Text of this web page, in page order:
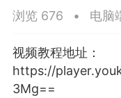
基于wordpress开发
浏览 676 • 电脑
视频教程地址：
https://
3Mg==